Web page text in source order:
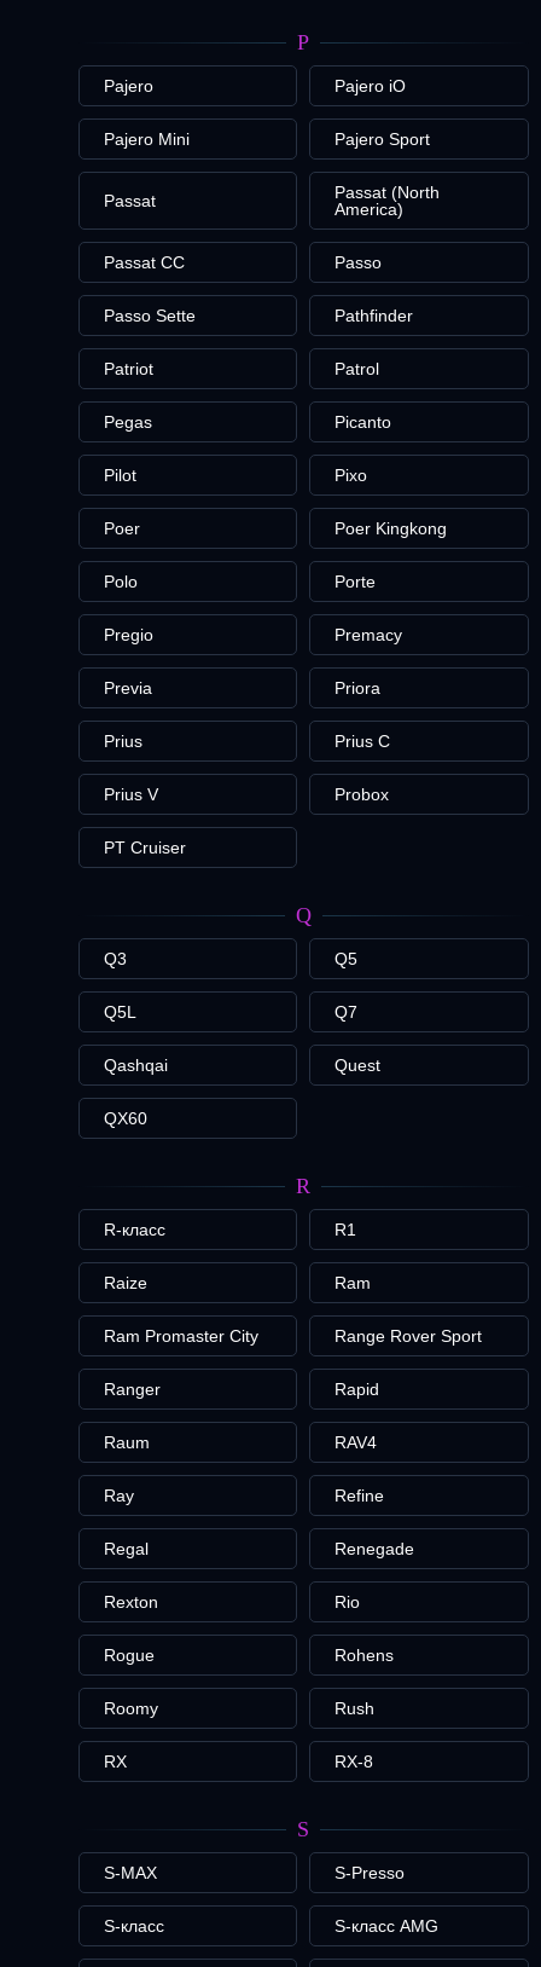
P
Pajero Pajero iO
Pajero Mini Pajero Sport
Passat
Passat (North
America)
Passat CC Passo
Passo Sette Pathfinder
Patriot Patrol
Pegas Picanto
Pilot Pixo
Poer Poer Kingkong
Polo Porte
Pregio Premacy
Previa Priora
Prius Prius C
Prius V Probox
PT Cruiser
Q
Q3 Q5
Q5L Q7
Qashqai Quest
QX60
R
R-класс R1
Raize Ram
Ram Promaster City Range Rover Sport
Ranger Rapid
Raum RAV4
Ray Refine
Regal Renegade
Rexton Rio
Rogue Rohens
Roomy Rush
RX RX-8
S
S-MAX S-Presso
S-класс S-класс AMG